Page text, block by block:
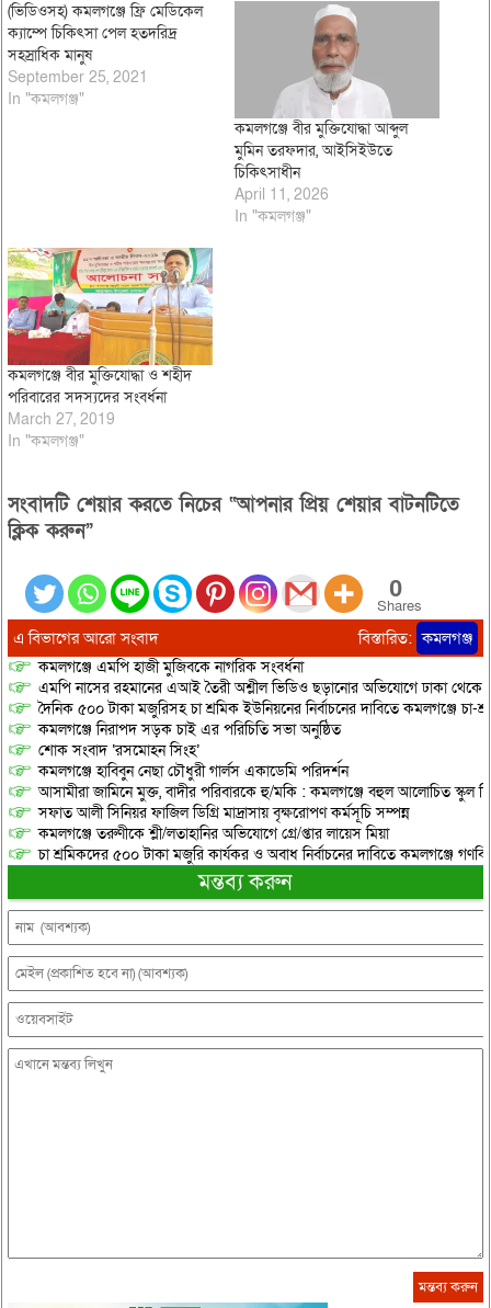
(ভিডিওসহ) কমলগঞ্জে ফ্রি মেডিকেল
ক্যাম্পে চিকিৎসা পেল হতদরিদ্র
সহস্রাধিক মানুষ
September 25, 2021
In "কমলগঞ্জ"
কমলগঞ্জে বীর মুক্তিযোদ্ধা আব্দুল
মুমিন তরফদার, আইসিইউতে
চিকিৎসাধীন
April 11, 2026
In "কমলগঞ্জ"
কমলগঞ্জে বীর মুক্তিযোদ্ধা ও শহীদ
পরিবারের সদস্যদের সংবর্ধনা
March 27, 2019
In "কমলগঞ্জ"
সংবাদটি শেয়ার করতে নিচের “আপনার প্রিয় শেয়ার বাটনটিতে
ক্লিক করুন”
0
Shares
এ বিভাগের আরো সংবাদ বিস্তারিত: কমলগঞ্জ
কমলগঞ্জে এমপি হাজী মুজিবকে নাগরিক সংবর্ধনা
এমপি নাসের রহমানের এআই তৈরী অশ্লীল ভিডিও ছড়ানোর অভিযোগে ঢাকা থেকে
দৈনিক ৫০০ টাকা মজুরিসহ চা শ্রমিক ইউনিয়নের নির্বাচনের দাবিতে কমলগঞ্জে চা-
কমলগঞ্জে নিরাপদ সড়ক চাই এর পরিচিতি সভা অনুষ্ঠিত
শোক সংবাদ ‘রসমোহন সিংহ’
কমলগঞ্জে হাবিবুন নেছা চৌধুরী গার্লস একাডেমি পরিদর্শন
আসামীরা জামিনে মুক্ত, বাদীর পরিবারকে হু/মকি : কমলগঞ্জে বহুল আলোচিত স্কুল
সফাত আলী সিনিয়র ফাজিল ডিগ্রি মাদ্রাসায় বৃক্ষরোপণ কর্মসূচি সম্পন্ন
কমলগঞ্জে তরুণীকে শ্লী/লতাহানির অভিযোগে গ্রে/প্তার লায়েস মিয়া
চা শ্রমিকদের ৫০০ টাকা মজুরি কার্যকর ও অবাধ নির্বাচনের দাবিতে কমলগঞ্জে
মন্তব্য করুন